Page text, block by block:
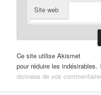
Site web
Ce site utilise Akismet
pour réduire les indésirables.
données de vos